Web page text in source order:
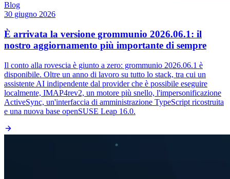
Blog
30 giugno 2026
È arrivata la versione grommunio 2026.06.1: il
nostro aggiornamento più importante di sempre
Il conto alla rovescia è giunto a zero: grommunio 2026.06.1 è
disponibile. Oltre un anno di lavoro su tutto lo stack, tra cui un
assistente AI indipendente dal provider che è possibile eseguire
localmente, IMAP4rev2, un motore più snello, l'impersonificazione
ActiveSync, un'interfaccia di amministrazione TypeScript ricostruita
e una nuova base openSUSE Leap 16.0.